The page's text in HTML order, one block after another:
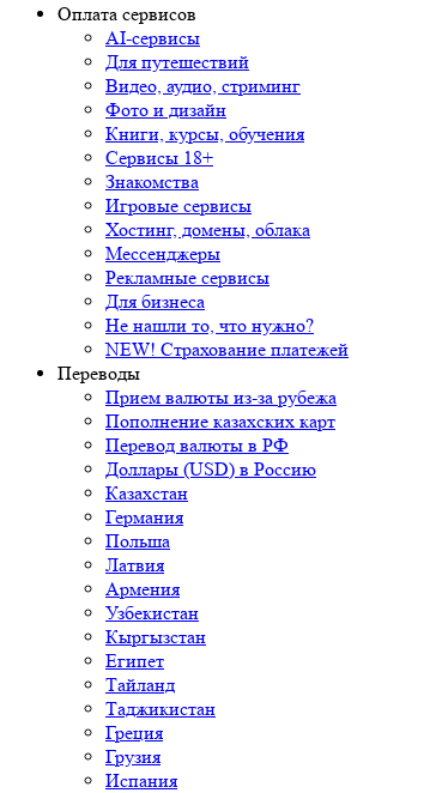
Оплата сервисов
AI-сервисы
Для путешествий
Видео, аудио, стриминг
Фото и дизайн
Книги, курсы, обучения
Сервисы 18+
Знакомства
Игровые сервисы
Хостинг, домены, облака
Мессенджеры
Рекламные сервисы
Для бизнеса
Не нашли то, что нужно?
NEW! Страхование платежей
Переводы
Прием валюты из-за рубежа
Пополнение казахских карт
Перевод валюты в РФ
Доллары (USD) в Россию
Казахстан
Германия
Польша
Латвия
Армения
Узбекистан
Кыргызстан
Египет
Тайланд
Таджикистан
Греция
Грузия
Испания